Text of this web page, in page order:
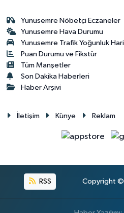
Yunusemre Nöbetçi Eczaneler
Yunusemre Hava Durumu
Yunusemre Trafik Yoğunluk
Puan Durumu ve Fikstür
Tüm Manşetler
Son Dakika Haberleri
Haber Arşivi
İletişim Künye Reklam
RSS Copyright ©